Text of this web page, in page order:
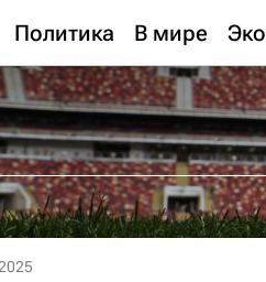
Политика В мире